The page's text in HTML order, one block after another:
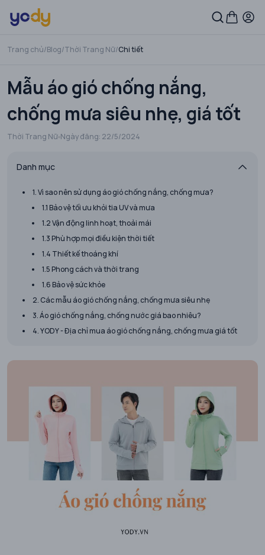
Trang chủ/Blog/Thời Trang Nữ/Chi tiết
Mẫu áo gió chống nắng,
chống mưa siêu nhẹ, giá tốt
Thời Trang Nữ Ngày đăng: 22/5/2024
Danh mục
1. Vì sao nên sử dụng áo gió chống nắng, chống mưa?
1.1 Bảo vệ tối ưu khỏi tia UV và mưa
1.2 Vận động linh hoạt, thoải mái
1.3 Phù hợp mọi điều kiện thời tiết
1.4 Thiết kế thoáng khí
1.5 Phong cách và thời trang
1.6 Bảo vệ sức khỏe
2. Các mẫu áo gió chống nắng, chống mưa siêu nhẹ
3. Áo gió chống nắng, chống nước giá bao nhiêu?
4. YODY - Địa chỉ mua áo gió chống nắng, chống mưa giá tốt